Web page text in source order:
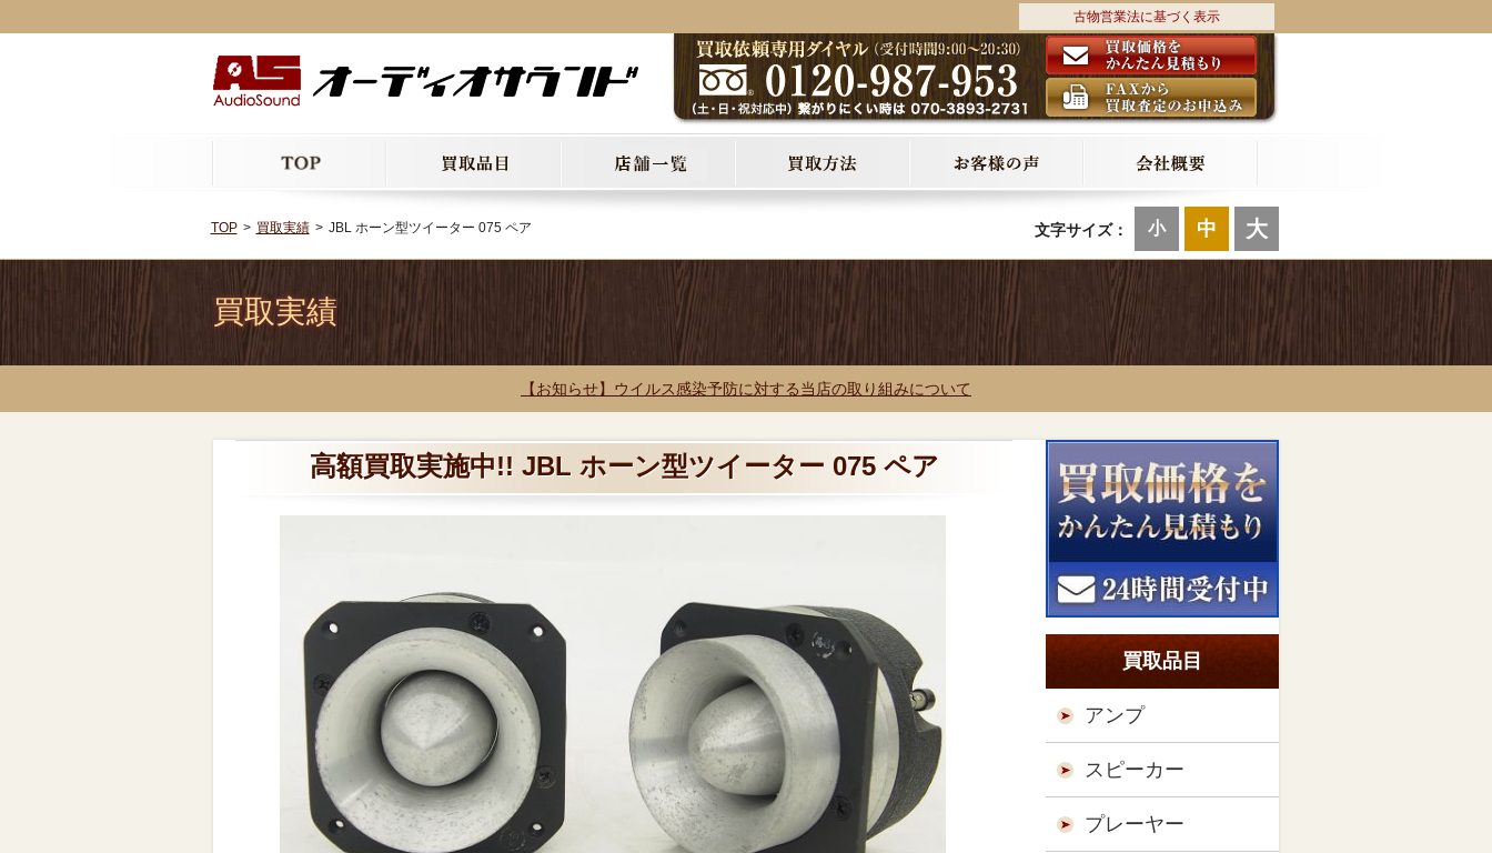
古物営業法に基づく表示
文字サイズ： 小 中 大
TOP 買取実績 JBL ホーン型ツイーター 075 ペア
買取実績
【お知らせ】ウイルス感染予防に対する当店の取り組みについて
高額買取実施中!! JBL ホーン型ツイーター 075 ペア
買取品目
アンプ
スピーカー
プレーヤー